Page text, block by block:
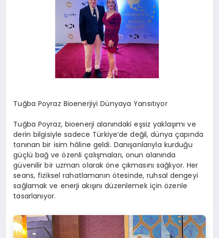
Tuğba Poyraz Bioenerjiyi Dünyaya Yansıtıyor
Tuğba Poyraz, bioenerji alanındaki eşsiz yaklaşımı ve
derin bilgisiyle sadece Türkiye’de değil, dünya çapında
tanınan bir isim hâline geldi. Danışanlarıyla kurduğu
güçlü bağ ve özenli çalışmaları, onun alanında
güvenilir bir uzman olarak öne çıkmasını sağlıyor. Her
seans, fiziksel rahatlamanın ötesinde, ruhsal dengeyi
sağlamak ve enerji akışını düzenlemek için özenle
tasarlanıyor.